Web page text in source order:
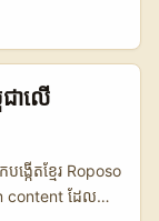
ោយភាពទាក់ទាញ
Seller
45,000
Avg Reply
BHD 300
េះបង្ហាញភាពខុស
Chat អាចឆាប់
the Way in
ទាក់ទង
ក់ងារមែន ក៏មាន
ើ clip របស់អ្នក
message
in
ជា​លើ
ង្កើតខ្មែរ Roposo
ដែលមាន